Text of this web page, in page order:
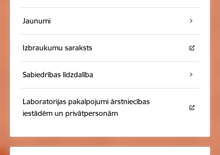
Jaunumi
Izbraukumu saraksts
Sabiedrības līdzdalība
Laboratorijas pakalpojumi ārstniecības
iestādēm un privātpersonām